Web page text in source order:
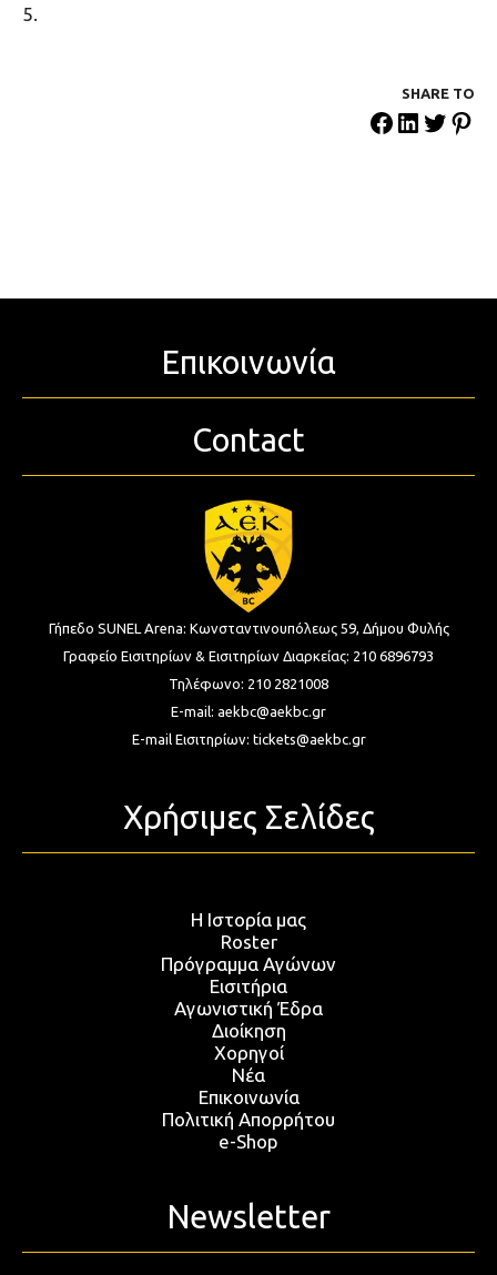
5.
SHARE ΤΟ
Επικοινωνία
Contact
Γήπεδο SUNEL Arena: Κωνσταντινουπόλεως 59, Δήμου Φυλής
Γραφείο Εισιτηρίων & Εισιτηρίων Διαρκείας: 210 6896793
Τηλέφωνο: 210 2821008
E-mail: aekbc@aekbc.gr
E-mail Εισιτηρίων: tickets@aekbc.gr
Χρήσιμες Σελίδες
Η Ιστορία μας
Roster
Πρόγραμμα Αγώνων
Εισιτήρια
Αγωνιστική Έδρα
Διοίκηση
Χορηγοί
Νέα
Επικοινωνία
Πολιτική Απορρήτου
e-Shop
Newsletter